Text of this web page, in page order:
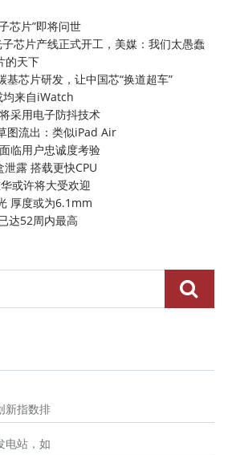
芯片”即将问世
芯片产线正式开工，美媒：我们太愚蠢
的天下
芯片研发，让中国芯“换道超车”
均来自iWatch
采用电子防抖技术
图流出：类似iPad Air
临用户忠诚度考验
露 搭载更快CPU
或许将大受欢迎
厚度或为6.1mm
达52周内最高
新指数排
电站，如